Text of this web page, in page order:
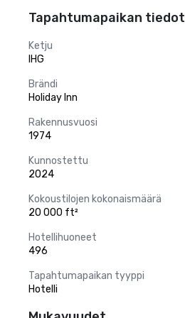
Tapahtumapaikan tiedot
Ketju
IHG
Brändi
Holiday Inn
Rakennusvuosi
1974
Kunnostettu
2024
Kokoustilojen kokonaismäärä
20 000 ft²
Hotellihuoneet
496
Tapahtumapaikan tyyppi
Hotelli